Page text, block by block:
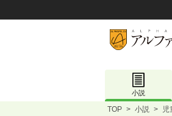
小説
TOP > 小説 > 児